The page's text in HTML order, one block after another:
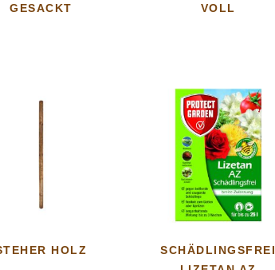
GESACKT
VOLL
HOLZ
SCHÄDLINGSFREI